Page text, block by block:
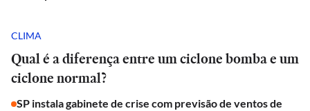
CLIMA
Qual é a diferença entre um ciclone bomba e um
ciclone normal?
SP instala gabinete de crise com previsão de ventos de